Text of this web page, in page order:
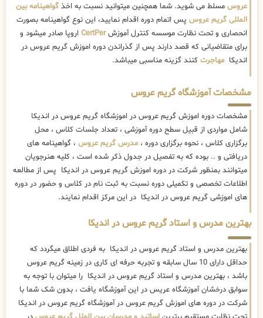
عروس مسلط می شوید. شما همچنین میتوانید نسبت به اخذ گواهینامه بین
المللی گریم عروس پس اتمام دوره اقدام نمایید، این نوع گواهینامه بصورت
انحصاری و تحت نظارت موسسه کنترل آموزشCertPer اروپا صادر میشود و
برای متقاضیانی که قصد دارند پس از گذراندن دوره اموزش گریم عروس در
اندیکا مهاجرت کنند گزینه مناسبی میباشد.
مشخصات آموزشگاه گریم عروس
مشخصات دوره اموزش گریم عروس در اموزشگاه گریم عروس در اندیکا
شامل مواردی از قبیل سطح دوره آموزشی ، تعداد جلسات کلاس ، محل
برگزاری کلاس ، نحوه برگزاری دوره ، مدرس گریم عروس ، گواهینامه های
دریافتی و .. بوده که به تفصیل در جدول ذکر شده است ، کلیه هنرجویان
میتوانند بمنظور شرکت در دوره اموزش گریم عروس در اندیکا پس از مطالعه
اطلاعات تخصصی و تکمیلی دوره نسبت به ثبت نام در کلاس و حضور در دوره
های اموزشی گریم عروس در اندیکا در این مرکز اقدام نمایند.
بهترین مدرس و استاد گریم عروس در اندیکا
بهترین مدرس و استاد گریم عروس در اندیکا به فردی اطلاق میگردد که
حداقل دارای 10 سال سابقه و تجربه حرفه ای کاری در زمینه گریم عروس
باشد ، بهترین مدرس و استاد گریم عروس در اندیکا را میتوان با توجه به
سوابق درخشان آموزشگاه عریس در این آموزشگاه یافت ، بدون شک شما با
شرکت در دوره های اموزش گریم عروس در آموزشگاه گریم عروس در اندیکا